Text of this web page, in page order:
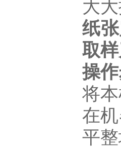
大
纸
取
操
将
在
平